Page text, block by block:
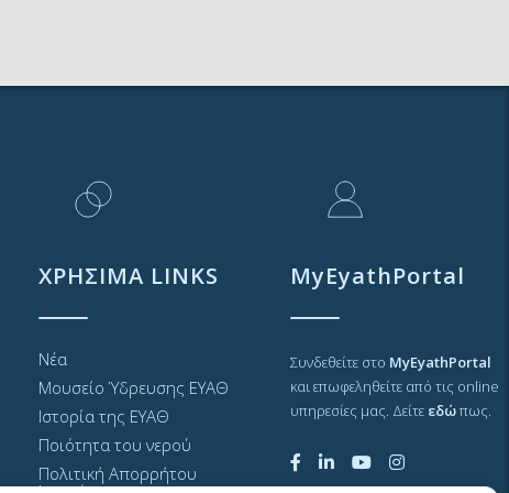
ΧΡΗΣΙΜΑ LINKS
Νέα
Μουσείο Ύδρευσης ΕΥΑΘ
Ιστορία της ΕΥΑΘ
Ποιότητα του νερού
Πολιτική Απορρήτου
MyEyathPortal
Συνδεθείτε στο MyEyathPortal
και επωφεληθείτε από τις online
υπηρεσίες μας. Δείτε εδώπως.